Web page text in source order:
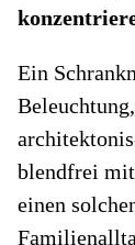
Ein
blendfrei
einen